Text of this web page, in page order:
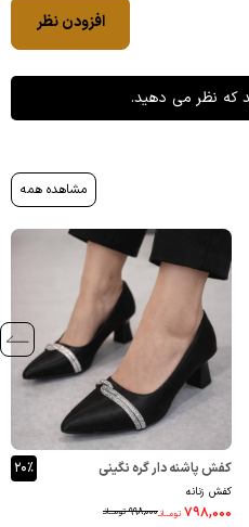
افزودن نظر
که نظر می دهید.
مشاهده همه
کفش پاشنه دار گره نگینی
33300437/1
کفش زنانه
۹۹۸,۰۰۰ تومــانـ ۷۹۸,۰۰۰ تومــانـ
۲۰٪